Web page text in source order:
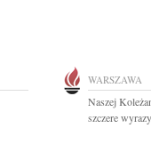
WARSZAWA
Naszej
szczere